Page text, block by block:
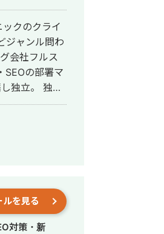
クのクライ
ジャンル問わ
SEOの部署マ
。 独立
ーケターと
StockSunに
ルを見る
対策・新